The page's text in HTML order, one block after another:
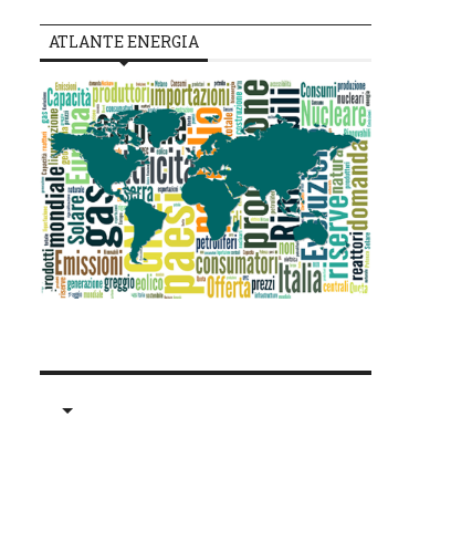
ATLANTE ENERGIA